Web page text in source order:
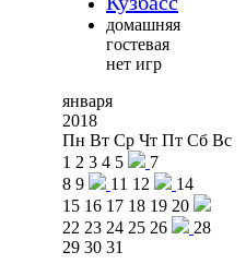
домашняя
гостевая
нет игр
января
2018
Пн Вт Ср Чт Пт Сб Вс
1 2 3 4 5
7
8 9 11 12
14
15 16 17 18 19 20
22 23 24 25 26
28
29 30 31